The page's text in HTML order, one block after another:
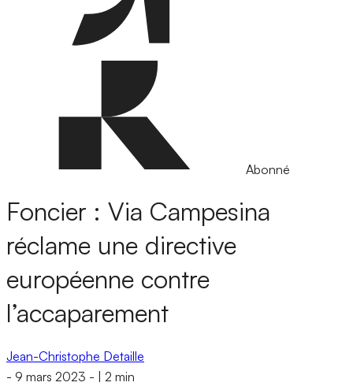
Abonné
Foncier : Via Campesina
réclame une directive
européenne contre
l’accaparement
Jean-Christophe Detaille
- 9 mars 2023 - 2 min